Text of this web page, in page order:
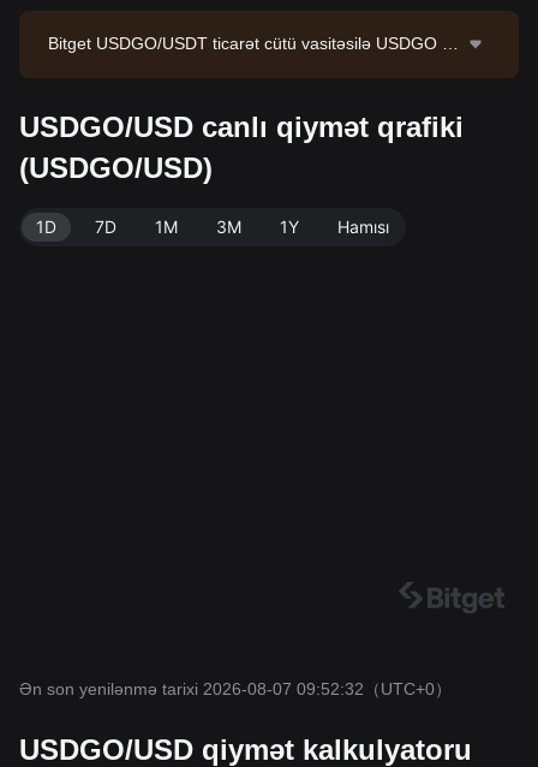
Bitget USDGO/USDT ticarət cütü vasitəsilə USDGO üç
dir. USDGO aktivinin bazar kapitallaşması --, dövriyyə
dəki təklifi isə ---dir. Məlumat mənbəyi: Bitget Birjası. S
on yenilənmə: 2026-08-07 09:52:32.
USDGO/USD canlı qiymət qrafiki
(USDGO/USD)
1D 7D 1M 3M 1Y Hamısı
Ən son yenilənmə tarixi 2026-08-07 09:52:32 （UTC+0）
USDGO/USD qiymət kalkulyatoru